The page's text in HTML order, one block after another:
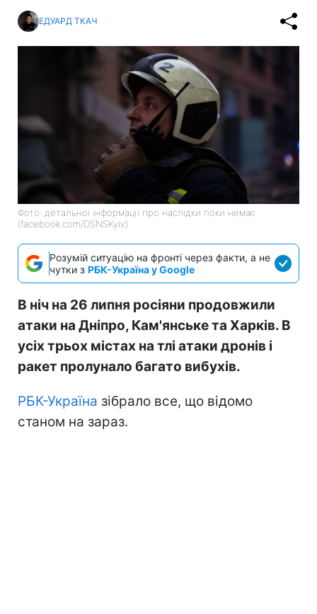
ЕДУАРД ТКАЧ
Фото: детальної інформації про наслідки поки немає
(facebook.com/DSNSKyiv)
Розумій ситуацію на фронті через факти, а не
чутки з РБК-Україна у Google
В ніч на 26 липня росіяни продовжили
атаки на Дніпро, Кам'янське та Харків. В
усіх трьох містах на тлі атаки дронів і
ракет пролунало багато вибухів.
РБК-Україна зібрало все, що відомо
станом на зараз.